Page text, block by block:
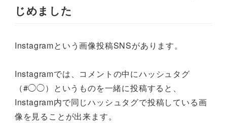
じめました
Instagramという画像投稿SNSがあります。
Instagramでは、コメントの中にハッシュタグ
（#◯◯）というものを一緒に投稿すると、
Instagram内で同じハッシュタグで投稿している画
像を見ることが出来ます。